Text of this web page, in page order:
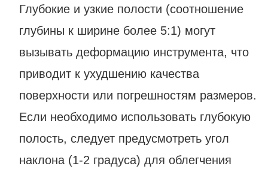
Глубокие и узкие полости (соотношение
глубины к ширине более 5:1) могут
вызывать деформацию инструмента, что
приводит к ухудшению качества
поверхности или погрешностям размеров.
Если необходимо использовать глубокую
полость, следует предусмотреть угол
наклона (1-2 градуса) для облегчения